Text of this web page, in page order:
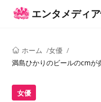
コンテンツへスキップ
エンタメディ
ホーム
女優
満島ひかりのビールのcmが
女優